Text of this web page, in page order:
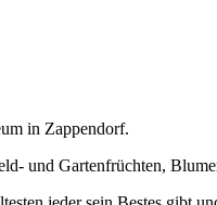
in Zappendorf.
und Gartenfrüchten,